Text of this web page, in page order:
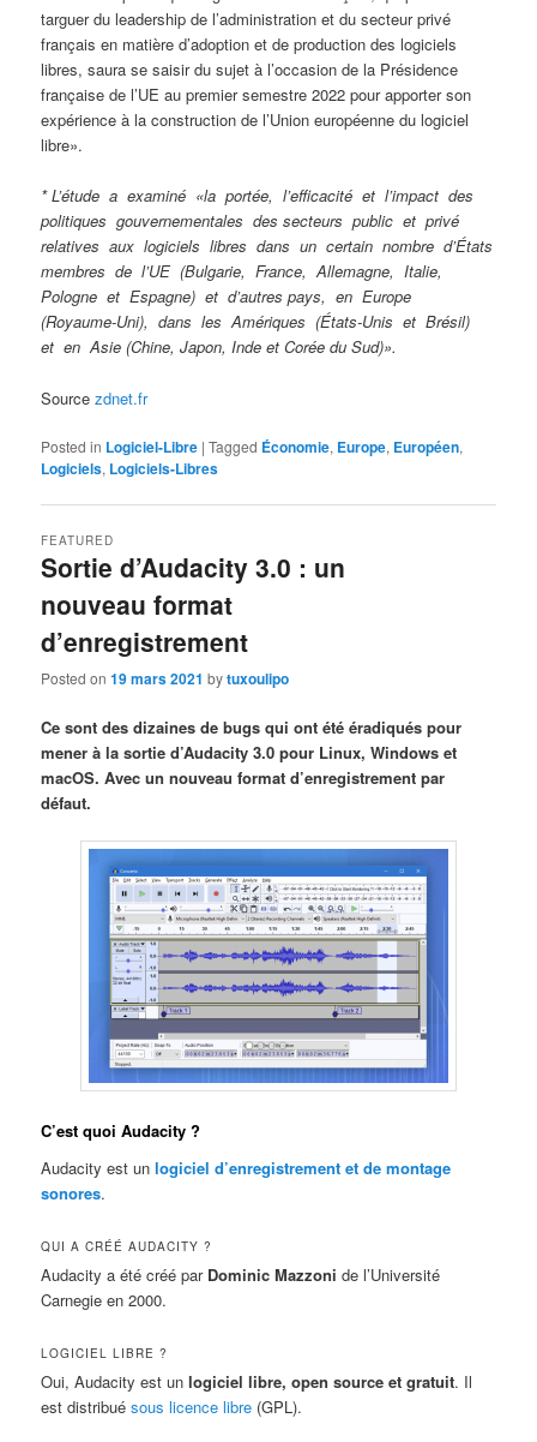
targuer du leadership de l’administration et du secteur privé
français en matière d’adoption et de production des logiciels
libres, saura se saisir du sujet à l’occasion de la Présidence
française de l’UE au premier semestre 2022 pour apporter son
expérience à la construction de l’Union européenne du logiciel
libre».
* L’étude a examiné «la portée, l’efficacité et l’impact des
politiques gouvernementales des secteurs public et privé
relatives aux logiciels libres dans un certain nombre d’États
membres de l’UE (Bulgarie, France, Allemagne, Italie,
Pologne et Espagne) et d’autres pays, en Europe
(Royaume-Uni), dans les Amériques (États-Unis et Brésil)
et en Asie (Chine, Japon, Inde et Corée du Sud)».
Sourcezdnet.fr
Posted in Logiciel-Libre |Tagged Économie, Europe, Européen,
Logiciels, Logiciels-Libres
Sortie d’Audacity 3.0 : un
nouveau format
d’enregistrement
FEATURED
Posted on19 mars 2021 bytuxoulipo
Ce sont des dizaines de bugs qui ont été éradiqués pour
mener à la sortie d’Audacity 3.0 pour Linux, Windows et
macOS. Avec un nouveau format d’enregistrement par
défaut.
C’est quoi Audacity ?
Audacity est unlogiciel d’enregistrement et de montage
sonores.
QUI A CRÉÉ AUDACITY ?
Audacity a été créé par Dominic Mazzoni de l’Université
Carnegie en 2000.
LOGICIEL LIBRE ?
Oui, Audacity est unlogiciel libre, open source et gratuit. Il
est distribuésous licence libre (GPL).